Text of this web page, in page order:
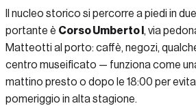
Il nucleo storico si percorre a piedi in
portante è Corso Umberto I , via
Matteotti al porto: caffè, negozi,
centro museificato — funziona come
mattino presto o dopo le 18:00 per
pomeriggio in alta stagione.